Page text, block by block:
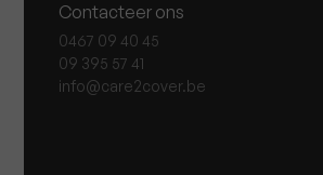
Contacteer ons
0467 09 40 45
09 395 57 41
info@care2cover.be